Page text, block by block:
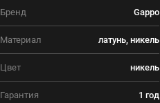
Бренд Gappo
Материал латунь, никель
Цвет никель
Гарантия
1 год